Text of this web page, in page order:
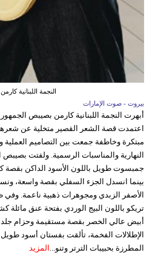
النجمة اللبنانية
بيروت - صوت الإمارات
أبهرت النجمة اللبنانية كارمن بصيبص
اعتمدت قصة الشعر القصير متخلية عن شعرها
مبتكرة وخاطفة جمعت بين التصاميم العملية
النهارية والمناسبات الرسمية. ولفتت بصيبص
جمبسوت طويل باللون الأسود الداكن بقصة
بينما انسدل الجزء السفلي بقصة واسعة،
الأصفر الزبدي ومجوهرات ذهبية ناعمة. وفي
تريكو باللون البيج الوردي بفتحة عنق
أبيض عالي الخصر بقصة مستقيمة وحزام
الإطلالات الفخمة، تألقت بفستان أسود
المطرزة بحبيبات الترتر وتنو...
المزيد